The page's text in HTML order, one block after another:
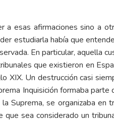
a esas afirmaciones sino a
estudiarla había que
En particular, aquella
que existieron en
Un destrucción casi
Inquisición formaba
Suprema, se organizaba
sea considerado un